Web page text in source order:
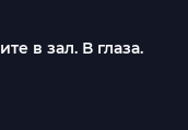
в зал. В глаза.